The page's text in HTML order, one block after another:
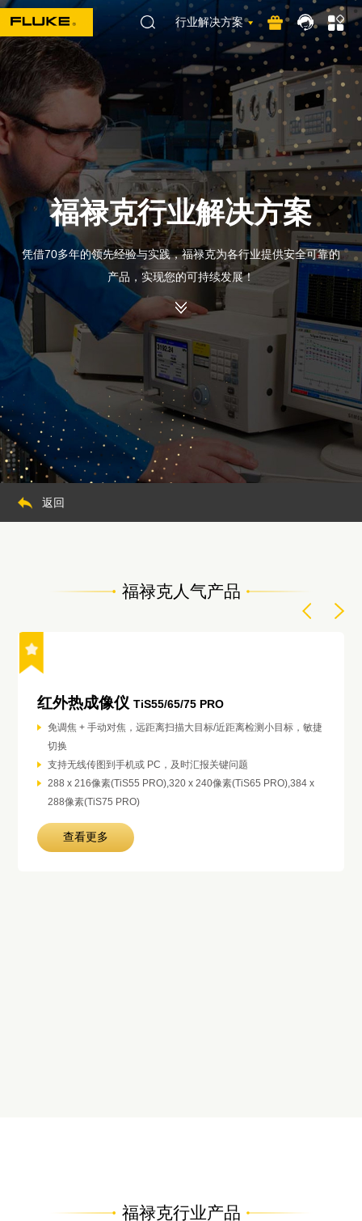
行业解决方案
福禄克行业解决方案
凭借70多年的领先经验与实践，福禄克为各行业提供安全可靠的
产品，实现您的可持续发展！
返回
福禄克人气产品
红外热成像仪 TiS55/65/75 PRO
免调焦 + 手动对焦，远距离扫描大目标/近距离检测小目标，敏捷
切换
支持无线传图到手机或 PC，及时汇报关键问题
288 x 216像素(TiS55 PRO),320 x 240像素(TiS65 PRO),384 x
288像素(TiS75 PRO)
查看更多
福禄克行业产品